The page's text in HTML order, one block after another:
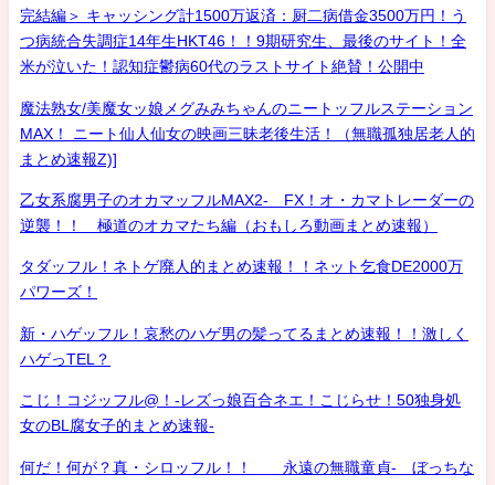
完結編＞ キャッシング計1500万返済：厨二病借金3500万円！う
つ病統合失調症14年生HKT46！！9期研究生、最後のサイト！全
米が泣いた！認知症鬱病60代のラストサイト絶賛！公開中
魔法熟女/美魔女ッ娘メグみみちゃんのニートッフルステーション
MAX！ ニート仙人仙女の映画三昧老後生活！（無職孤独居老人的
まとめ速報Z)]
乙女系腐男子のオカマッフルMAX2- FX！オ・カマトレーダーの
逆襲！！ 極道のオカマたち編（おもしろ動画まとめ速報）
タダッフル！ネトゲ廃人的まとめ速報！！ネット乞食DE2000万
パワーズ！
新・ハゲッフル！哀愁のハゲ男の髪ってるまとめ速報！！激しく
ハゲっTEL？
こじ！コジッフル@！-レズっ娘百合ネエ！こじらせ！50独身処
女のBL腐女子的まとめ速報-
何だ！何が？真・シロッフル！！ 永遠の無職童貞- ぼっちな